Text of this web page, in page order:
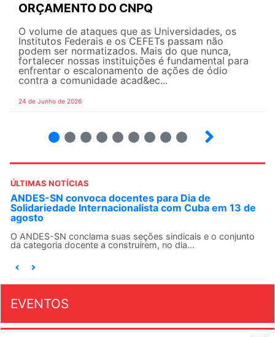
ORÇAMENTO DO CNPQ
O volume de ataques que as Universidades, os
Institutos Federais e os CEFETs passam não
podem ser normatizados. Mais do que nunca,
fortalecer nossas instituições é fundamental para
enfrentar o escalonamento de ações de ódio
contra a comunidade acad&ec...
24 de Junho de 2026
ÚLTIMAS NOTÍCIAS
ANDES-SN convoca docentes para Dia de
Solidariedade Internacionalista com Cuba em 13 de
agosto
O ANDES-SN conclama suas seções sindicais e o conjunto
da categoria docente a construírem, no dia...
EVENTOS